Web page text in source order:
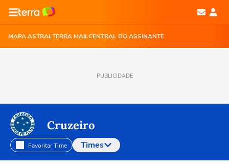
MAPA ASTRALTERRA MAILCENTRAL DO ASSINANTE
PUBLICIDADE
Cruzeiro
Favoritar Time Times